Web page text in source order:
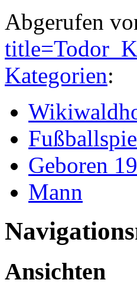
Abgerufen
Kategorien:
Geboren
Mann
Ansichten